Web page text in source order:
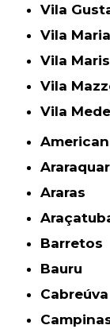
Vila
Vila Maria
Vila
Vila
Vila
Araras
Barretos
Bauru
Cabreúva